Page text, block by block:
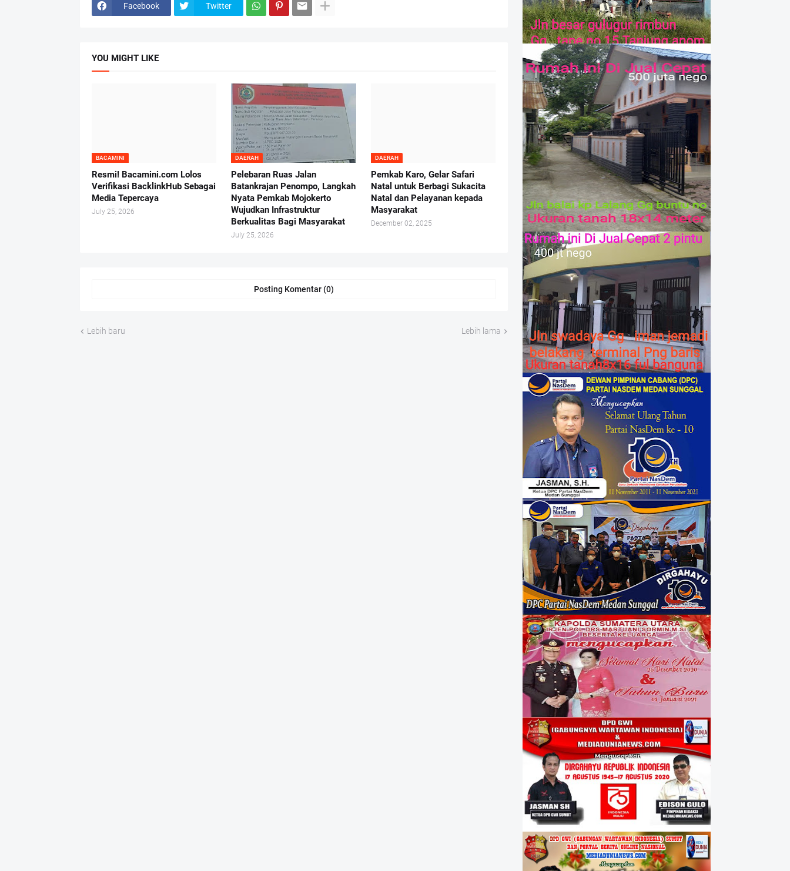
Facebook Twitter
YOU MIGHT LIKE
BACAMINI
Resmi! Bacamini.com Lolos
Verifikasi BacklinkHub Sebagai
Media Tepercaya
July 25, 2026
DAERAH
Pelebaran Ruas Jalan
Batankrajan Penompo, Langkah
Nyata Pemkab Mojokerto
Wujudkan Infrastruktur
Berkualitas Bagi Masyarakat
July 25, 2026
DAERAH
Pemkab Karo, Gelar Safari
Natal untuk Berbagi Sukacita
Natal dan Pelayanan kepada
Masyarakat
December 02, 2025
Posting Komentar (0)
Lebih baru Lebih lama